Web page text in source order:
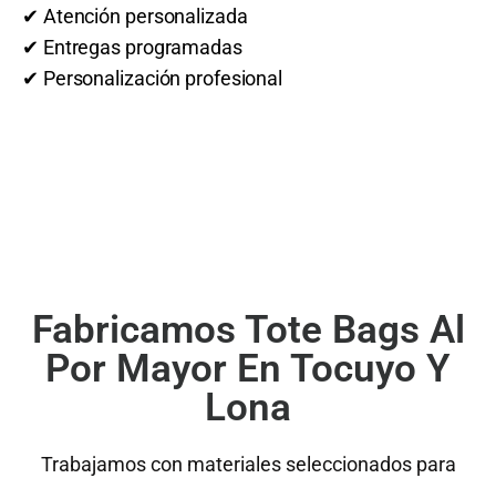
✔ Atención personalizada
✔ Entregas programadas
✔ Personalización profesional
Fabricamos Tote Bags Al
Por Mayor En Tocuyo Y
Lona
Trabajamos con materiales seleccionados para